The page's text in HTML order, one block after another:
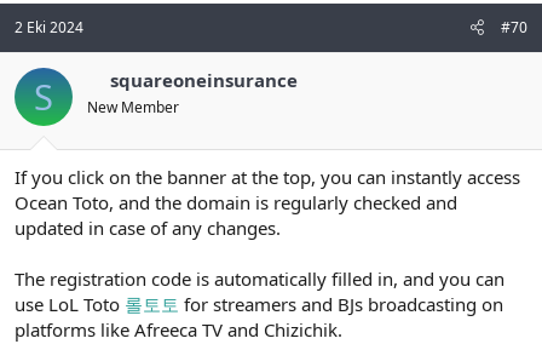
2 Eki 2024 #70
S squareoneinsurance
New Member
If you click on the banner at the top, you can instantly access
Ocean Toto, and the domain is regularly checked and
updated in case of any changes.
The registration code is automatically filled in, and you can
use LoL Toto 롤토토 for streamers and BJs broadcasting on
platforms like Afreeca TV and Chizichik.